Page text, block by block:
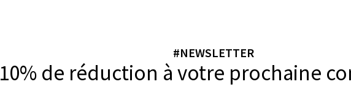
#NEWSLETTER
10% de réduction à votre prochaine